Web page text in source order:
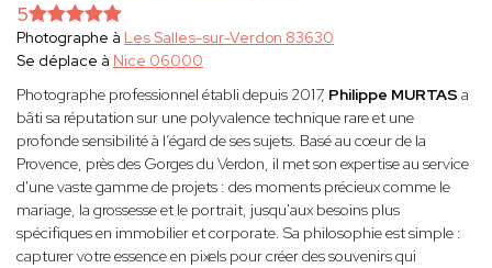
5
Photographe à Les Salles-sur-Verdon 83630
Se déplace à Nice 06000
Photographe professionnel établi depuis 2017, Philippe MURTAS a
bâti sa réputation sur une polyvalence technique rare et une
profonde sensibilité à l’égard de ses sujets. Basé au cœur de la
Provence, près des Gorges du Verdon, il met son expertise au service
d'une vaste gamme de projets : des moments précieux comme le
mariage, la grossesse et le portrait, jusqu'aux besoins plus
spécifiques en immobilier et corporate. Sa philosophie est simple :
capturer votre essence en pixels pour créer des souvenirs qui